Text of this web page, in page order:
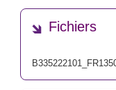
Fichiers